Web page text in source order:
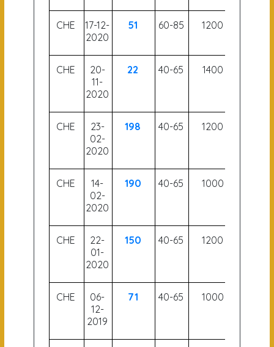
CHE
17-12-
2020
51 60-85 1200
CHE
20-
11-
2020
22 40-65 1400
CHE
23-
02-
2020
198 40-65 1200
CHE
14-
02-
2020
190 40-65 1000
CHE
22-
01-
2020
150 40-65 1200
CHE
06-
12-
2019
71 40-65 1000